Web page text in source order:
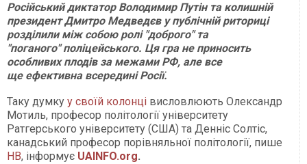
Російський диктатор Володимир Путін та колишній
президент Дмитро Медведєв у публічній риториці
розділили між собою ролі "доброго" та
"поганого" поліцейського. Ця гра не приносить
особливих плодів за межами РФ, але все
ще ефективна всередині Росії.
Таку думку у своїй колонці висловлюють Олександр
Мотиль, професор політології університету
Ратгерського університету (США) та Денніс Солтіс,
канадський професор порівняльної політології, пише
НВ, інформує UAINFO.org.